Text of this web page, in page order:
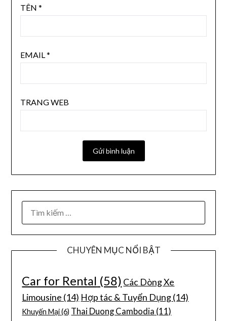
TÊN *
EMAIL*
TRANG WEB
CHUYÊN MỤC NỔI BẬT
Car for Rental (58) Các Dòng Xe
Limousine (14) Hợp tác & Tuyển Dụng(14)
Khuyến Mại(6) Thai Duong Cambodia (11)